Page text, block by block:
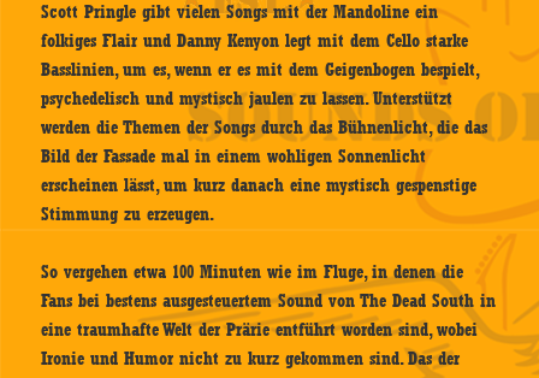
Scott Pringle gibt vielen Songs mit der Mandoline ein
folkiges Flair und Danny Kenyon legt mit dem Cello starke
Basslinien, um es, wenn er es mit dem Geigenbogen bespielt,
psychedelisch und mystisch jaulen zu lassen. Unterstützt
werden die Themen der Songs durch das Bühnenlicht, die das
Bild der Fassade mal in einem wohligen Sonnenlicht
erscheinen lässt, um kurz danach eine mystisch gespenstige
Stimmung zu erzeugen.
So vergehen etwa 100 Minuten wie im Fluge, in denen die
Fans bei bestens ausgesteuertem Sound von The Dead South in
eine traumhafte Welt der Prärie entführt worden sind, wobei
Ironie und Humor nicht zu kurz gekommen sind. Das der